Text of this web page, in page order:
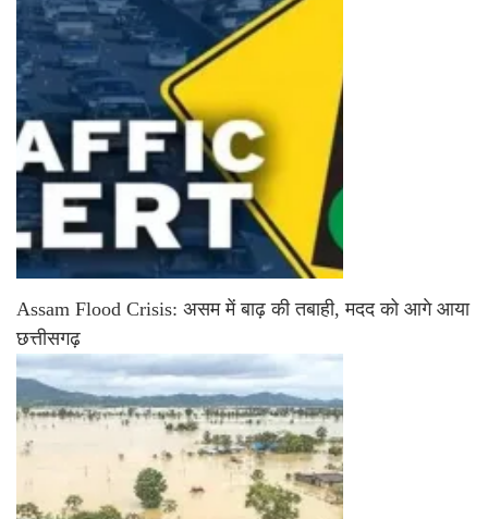
Assam Flood Crisis: असम में बाढ़ की तबाही, मदद को आगे आया
छत्तीसगढ़